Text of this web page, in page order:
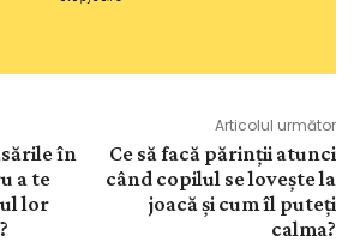
în
a te
lor
Articolul următor
Ce să facă părinții atunci
când copilul se lovește la
joacă și cum îl puteți
calma?